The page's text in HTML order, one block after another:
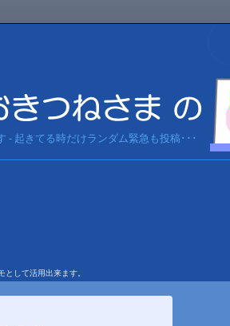
- 起きてる時だけランダム緊急も投稿･･･
して活用出来ます。